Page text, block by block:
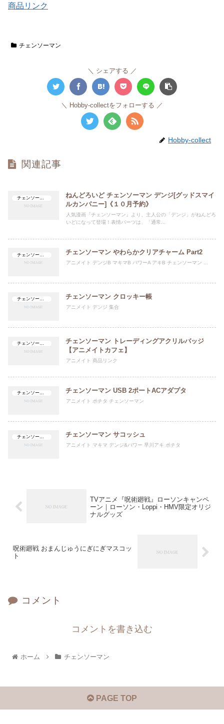
商品リンク
チェンソーマン
シェアする
Hobby-collectをフォローする
Hobby-collect
関連記事
ねんどろいど チェンソーマン デンジ[グッドスマイ
ルカンパニー]《１０月予約》
人気漫画『チェンソーマン』より、主人公の「デンジ」がねんどろ
いどになって登場！表情パーツは、「通常...
チェンソーマン やわらかクリアチャーム Part2
アニメイト デンジB マキマB パワーA アキB チェンソーマン ...
チェンソーマン チェンソーマン クロッキー帳
アニメイト デンジ 集合
チェンソーマン トレーディングアクリルバッジ
【アニメイトカフェ】
アニメイト 商品リンク
チェンソーマン USB 2ポートACアダプタ
アニメイト ポチタ チェンソーマン
チェンソーマン チェンソーマン サコッシュ
アニメイト マキマ デンジ&パワー 早川アキ ポチタ
TVアニメ『呪術廻戦』ローソンキャンペ
ーン｜ローソン・Loppi・HMV限定オリジ
ナルグッズ
呪術廻戦 おまんじゅうにぎにぎマスコッ
ト
コメント
コメントを書き込む
ホーム チェンソーマン
PAGE TOP